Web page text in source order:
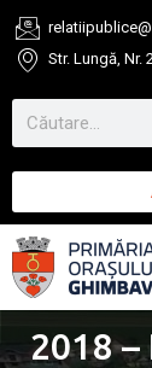
Str. Lungă, Nr.
2018